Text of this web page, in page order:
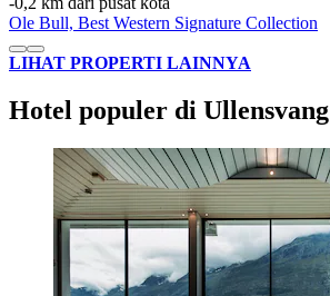
Ole Bull, Best Western Signature Collection
LIHAT PROPERTI LAINNYA
Hotel populer di Ullensvang